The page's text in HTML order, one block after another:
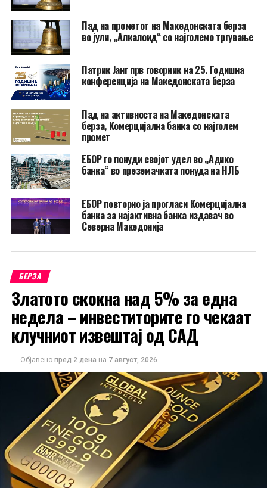
Пад на прометот на Македонската берза
во јули, „Алкалоид“ со најголемо тргување
Патрик Јанг прв говорник на 25. Годишна
конференција на Македонската берза
Пад на активноста на Македонската
берза, Комерцијална банка со најголем
промет
ЕБОР го понуди својот удел во „Адико
банка“ во преземачката понуда на НЛБ
ЕБОР повторно ја прогласи Комерцијална
банка за најактивна банка издавач во
Северна Македонија
БЕРЗА
Златото скокна над 5% за една
недела – инвеститорите го чекаат
клучниот извештај од САД
Објавено пред 2 дена на 7 август, 2026